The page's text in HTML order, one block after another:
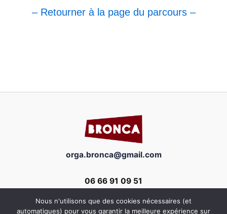
– Retourner à la page du parcours –
orga.bronca@gmail.com
06 66 91 09 51
Nous n'utilisons que des cookies nécessaires (et
automatiques) pour vous garantir la meilleure expérience sur